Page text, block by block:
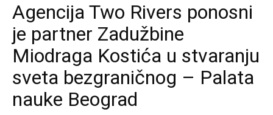
Agencija Two Rivers ponosni
je partner Zadužbine
Miodraga Kostića u stvaranju
sveta bezgraničnog – Palata
nauke Beograd